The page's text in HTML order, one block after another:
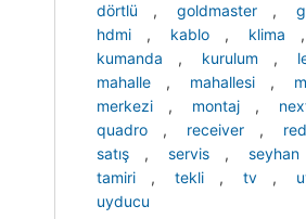
dörtlü
, goldmaster ,
hdmi
, kablo , klima
,
kumanda
, kurulum ,
mahalle
, mahallesi ,
merkezi
, montaj ,
quadro
, receiver ,
satış
, servis , seyhan
tamiri
, tekli , tv ,
uyducu